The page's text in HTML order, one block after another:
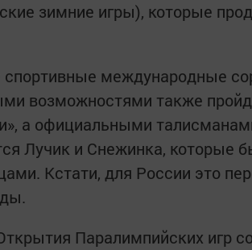
зимние игры), которые
спортивные международные
возможностями также
а официальными
Лучик и Снежинка, которые
Кстати, для России это
Паралимпийских игр